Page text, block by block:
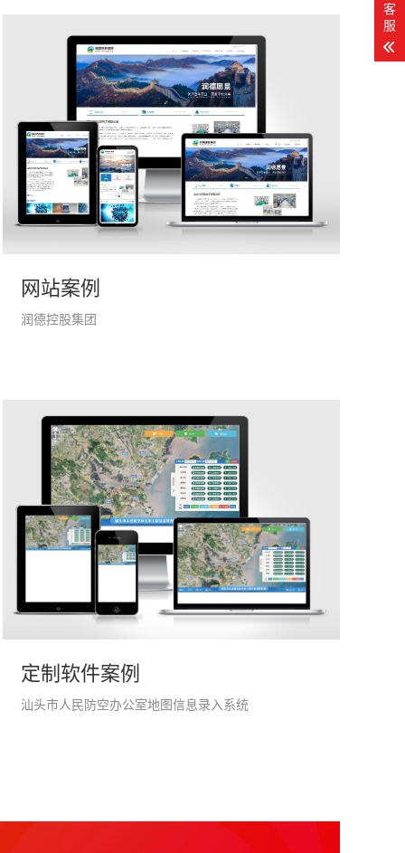
网站案例
润德控股集团
定制软件案例
汕头市人民防空办公室地图信息录入系统
客
服